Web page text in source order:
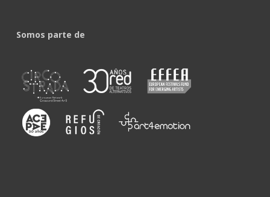
Somos parte de